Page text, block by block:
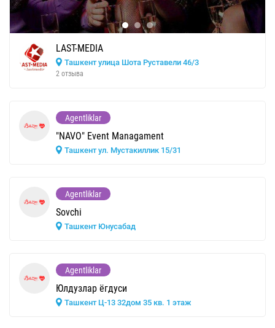
LAST-MEDIA
Ташкент улица Шота Руставели 46/3
2 отзыва
Agentliklar
"NAVO" Event Managament
Ташкент ул. Мустакиллик 15/31
Agentliklar
Sovchi
Ташкент Юнусабад
Agentliklar
Юлдузлар ёгдуси
Ташкент Ц-13 32дом 35 кв. 1 этаж